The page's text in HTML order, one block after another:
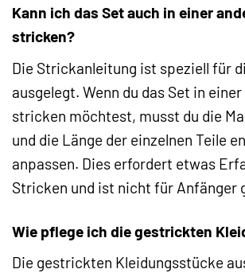
Kann ich das Set auch in einer
stricken?
Die Strickanleitung ist speziell für
ausgelegt. Wenn du das Set in
stricken möchtest, musst du die
und die Länge der einzelnen Teile
anpassen. Dies erfordert etwas
Stricken und ist nicht für Anfänger
Wie pflege ich die gestrickten
Die gestrickten Kleidungsstücke